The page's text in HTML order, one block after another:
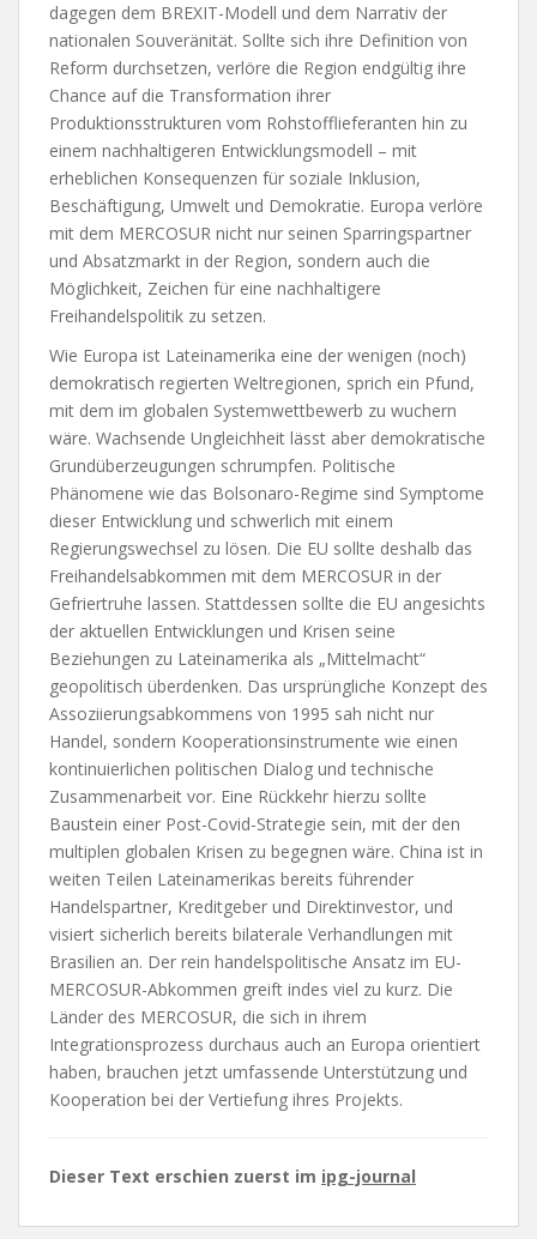
dagegen dem BREXIT-Modell und dem Narrativ der
nationalen Souveränität. Sollte sich ihre Definition von
Reform durchsetzen, verlöre die Region endgültig ihre
Chance auf die Transformation ihrer
Produktionsstrukturen vom Rohstofflieferanten hin zu
einem nachhaltigeren Entwicklungsmodell – mit
erheblichen Konsequenzen für soziale Inklusion,
Beschäftigung, Umwelt und Demokratie. Europa verlöre
mit dem MERCOSUR nicht nur seinen Sparringspartner
und Absatzmarkt in der Region, sondern auch die
Möglichkeit, Zeichen für eine nachhaltigere
Freihandelspolitik zu setzen.
Wie Europa ist Lateinamerika eine der wenigen (noch)
demokratisch regierten Weltregionen, sprich ein Pfund,
mit dem im globalen Systemwettbewerb zu wuchern
wäre. Wachsende Ungleichheit lässt aber demokratische
Grundüberzeugungen schrumpfen. Politische
Phänomene wie das Bolsonaro-Regime sind Symptome
dieser Entwicklung und schwerlich mit einem
Regierungswechsel zu lösen. Die EU sollte deshalb das
Freihandelsabkommen mit dem MERCOSUR in der
Gefriertruhe lassen. Stattdessen sollte die EU angesichts
der aktuellen Entwicklungen und Krisen seine
Beziehungen zu Lateinamerika als „Mittelmacht“
geopolitisch überdenken. Das ursprüngliche Konzept des
Assoziierungsabkommens von 1995 sah nicht nur
Handel, sondern Kooperationsinstrumente wie einen
kontinuierlichen politischen Dialog und technische
Zusammenarbeit vor. Eine Rückkehr hierzu sollte
Baustein einer Post-Covid-Strategie sein, mit der den
multiplen globalen Krisen zu begegnen wäre. China ist in
weiten Teilen Lateinamerikas bereits führender
Handelspartner, Kreditgeber und Direktinvestor, und
visiert sicherlich bereits bilaterale Verhandlungen mit
Brasilien an. Der rein handelspolitische Ansatz im EU-
MERCOSUR-Abkommen greift indes viel zu kurz. Die
Länder des MERCOSUR, die sich in ihrem
Integrationsprozess durchaus auch an Europa orientiert
haben, brauchen jetzt umfassende Unterstützung und
Kooperation bei der Vertiefung ihres Projekts.
Dieser Text erschien zuerst im ipg-journal